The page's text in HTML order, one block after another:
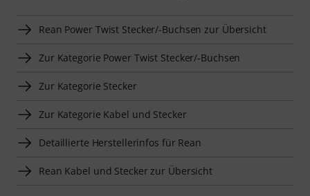
Rean Power Twist Stecker/-Buchsen zur Übersicht
Zur Kategorie Power Twist Stecker/-Buchsen
Zur Kategorie Stecker
Zur Kategorie Kabel und Stecker
Detaillierte Herstellerinfos für Rean
Rean Kabel und Stecker zur Übersicht